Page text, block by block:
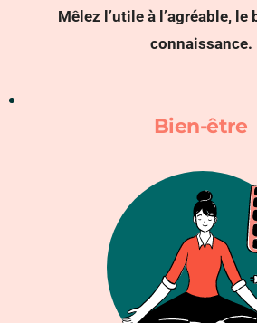
Mêlez l’utile à l’agréable, le
connaissance.
Bien-être